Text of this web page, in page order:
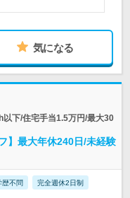
気になる
下/住宅手当1.5万円/最大30
】最大年休240日/未経験
歴不問 完全週休2日制